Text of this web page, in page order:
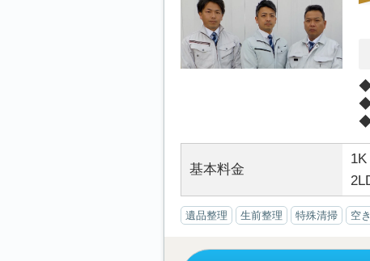
◆
基本料金
1K
遺品整理 生前整理 特殊清掃 空